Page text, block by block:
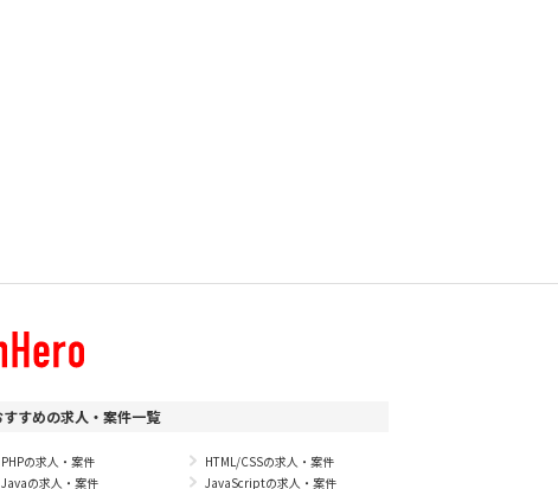
すすめの求人・案件一覧
PHPの求人・案件
Javaの求人・案件
HTML/CSSの求人・案件
JavaScriptの求人・案件